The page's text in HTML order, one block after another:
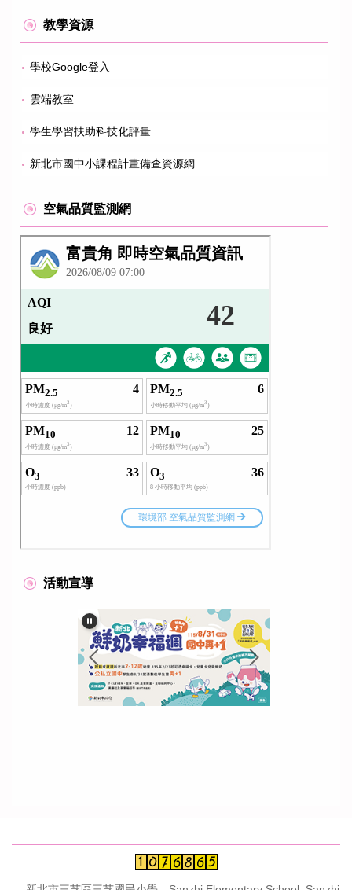
教學資源
學校Google登入
雲端教室
學生學習扶助科技化評量
新北市國中小課程計畫備查資源網
空氣品質監測網
活動宣導